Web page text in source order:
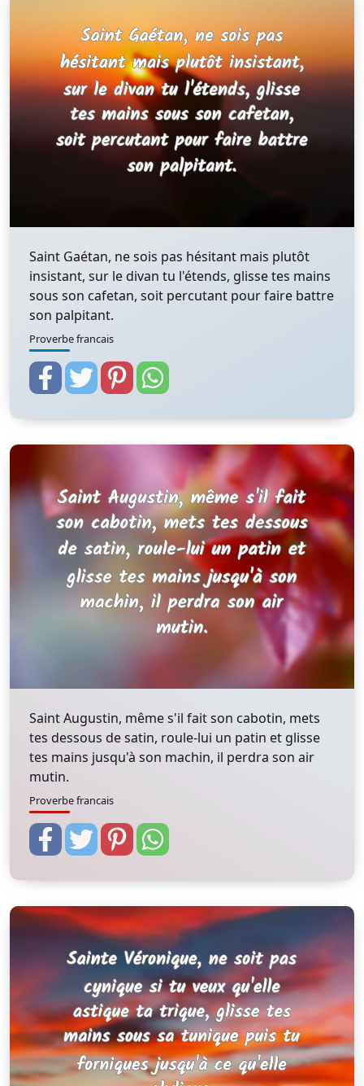
Saint Gaétan, ne sois pas hésitant mais plutôt
insistant, sur le divan tu l'étends, glisse tes mains
sous son cafetan, soit percutant pour faire battre
son palpitant.
Proverbe francais
Saint Augustin, même s'il fait son cabotin, mets
tes dessous de satin, roule-lui un patin et glisse
tes mains jusqu'à son machin, il perdra son air
mutin.
Proverbe francais